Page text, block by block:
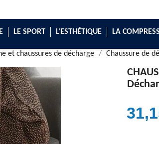
LE SPORT L'ESTHÉTIQUE LA
et chaussures de décharge Chaussure de